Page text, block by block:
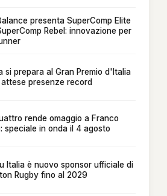
presenta SuperComp Elite
Rebel: innovazione per
si prepara al Gran Premio d'Italia
presenze record
rende omaggio a Franco
speciale in onda il 4 agosto
Italia è nuovo sponsor ufficiale di
Rugby fino al 2029